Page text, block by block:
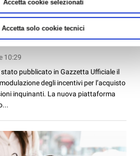
Accetta cookie selezionati
Accetta solo cookie tecnici
IL DPCM CON LE
10:29
pubblicato in Gazzetta Ufficiale il
degli incentivi per l’acquisto
inquinanti. La nuova piattaforma